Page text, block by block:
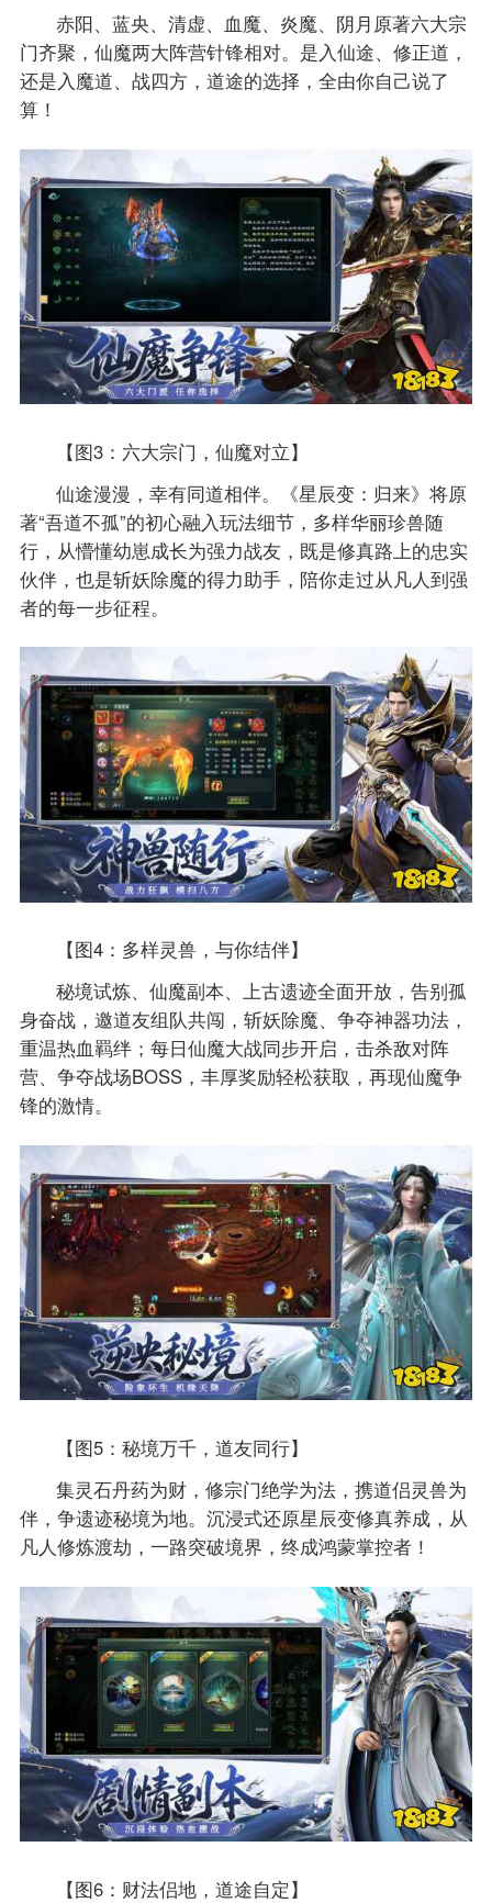
赤阳、蓝央、清虚、血魔、炎魔、阴月原著六大宗
门齐聚，仙魔两大阵营针锋相对。是入仙途、修正道，
还是入魔道、战四方，道途的选择，全由你自己说了
算！
【图3：六大宗门，仙魔对立】
仙途漫漫，幸有同道相伴。《星辰变：归来》将原
著“吾道不孤”的初心融入玩法细节，多样华丽珍兽随
行，从懵懂幼崽成长为强力战友，既是修真路上的忠实
伙伴，也是斩妖除魔的得力助手，陪你走过从凡人到强
者的每一步征程。
【图4：多样灵兽，与你结伴】
秘境试炼、仙魔副本、上古遗迹全面开放，告别孤
身奋战，邀道友组队共闯，斩妖除魔、争夺神器功法，
重温热血羁绊；每日仙魔大战同步开启，击杀敌对阵
营、争夺战场BOSS，丰厚奖励轻松获取，再现仙魔争
锋的激情。
【图5：秘境万千，道友同行】
集灵石丹药为财，修宗门绝学为法，携道侣灵兽为
伴，争遗迹秘境为地。沉浸式还原星辰变修真养成，从
凡人修炼渡劫，一路突破境界，终成鸿蒙掌控者！
【图6：财法侣地，道途自定】